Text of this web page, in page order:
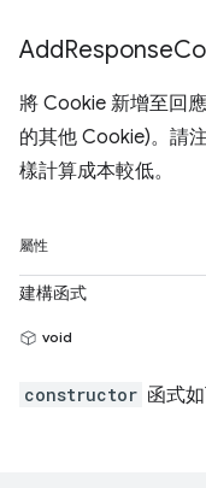
AddResponse
將 Cookie 新增至回
的其他 Cookie)。請
樣計算成本較低。
屬性
建構函式
void
constructor 函式